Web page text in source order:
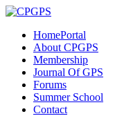
HomePortal
About CPGPS
Membership
Journal Of GPS
Forums
Summer School
Contact